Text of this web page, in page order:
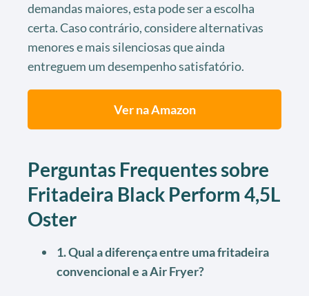
demandas maiores, esta pode ser a escolha
certa. Caso contrário, considere alternativas
menores e mais silenciosas que ainda
entreguem um desempenho satisfatório.
Ver na Amazon
Perguntas Frequentes sobre
Fritadeira Black Perform 4,5L
Oster
1. Qual a diferença entre uma fritadeira
convencional e a Air Fryer?